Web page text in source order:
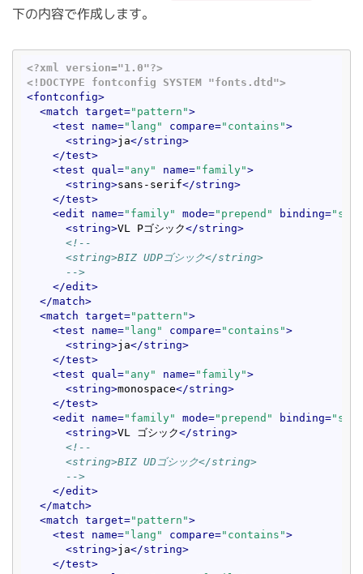
下の内容で作成します。
<?xml version="1.0"?>
<!DOCTYPE fontconfig SYSTEM "fonts.dtd">
<fontconfig>
<match target="pattern">
<test name="lang" compare="contains">
<string>ja</string>
</test>
<test qual ="any" name="family">
<string>sans-serif</string>
</test>
<edit name="family" mode="prepend" binding=
<string>VL Pゴシック</string>
<!--
      <string>BIZ UDPゴシック</string>
      -->
</edit>
</match>
<match target="pattern">
<test name="lang" compare="contains">
<string>ja</string>
</test>
<test qual ="any" name="family">
<string>monospace</string>
</test>
<edit name="family" mode="prepend" binding=
<string>VL ゴシック</string>
<!--
      <string>BIZ UDゴシック</string>
      -->
</edit>
</match>
<match target="pattern">
<test name="lang" compare="contains">
<string>ja</string>
</test>